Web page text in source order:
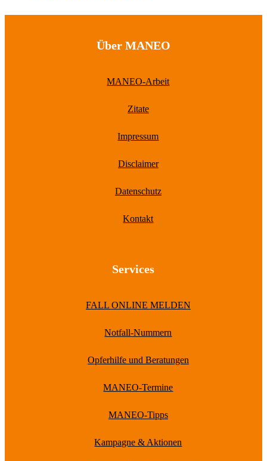
Über MANEO
MANEO-Arbeit
Zitate
Impressum
Disclaimer
Datenschutz
Kontakt
Services
FALL ONLINE MELDEN
Notfall-Nummern
Opferhilfe und Beratungen
MANEO-Termine
MANEO-Tipps
Kampagne & Aktionen